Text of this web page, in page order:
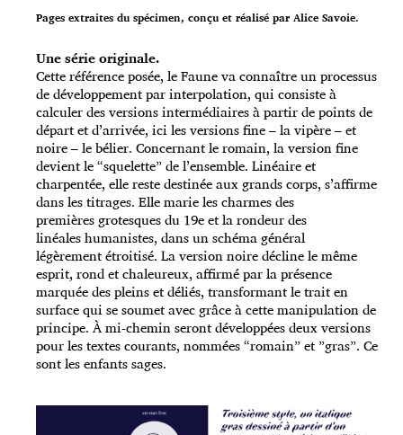
Pages extraites du spécimen, conçu et réalisé par Alice Savoie.
Une série originale.
Cette référence posée, le Faune va connaître un processus
dedéveloppement par interpolation, qui consiste à
calculer des versions intermédiaires à partir de points de
départ et d’arrivée, ici les versions fine – la vipère – et
noire – le bélier. Concernant le romain, la version fine
devient le “squelette” de l’ensemble. Linéaire et
charpentée, elle reste destinée aux grands corps, s’affirme
dans les titrages. Elle marie les charmes des
premières grotesques du 19e et la rondeur des
linéales humanistes, dans un schéma général
légèrement étroitisé. La version noire décline le même
esprit, rond et chaleureux, affirmé par la présence
marquée des pleins et déliés, transformant le trait en
surface qui se soumet avec grâce à cette manipulation de
principe. À mi-chemin seront développées deux versions
pour les textes courants, nommées “romain” et ”gras”. Ce
sont les enfants sages.